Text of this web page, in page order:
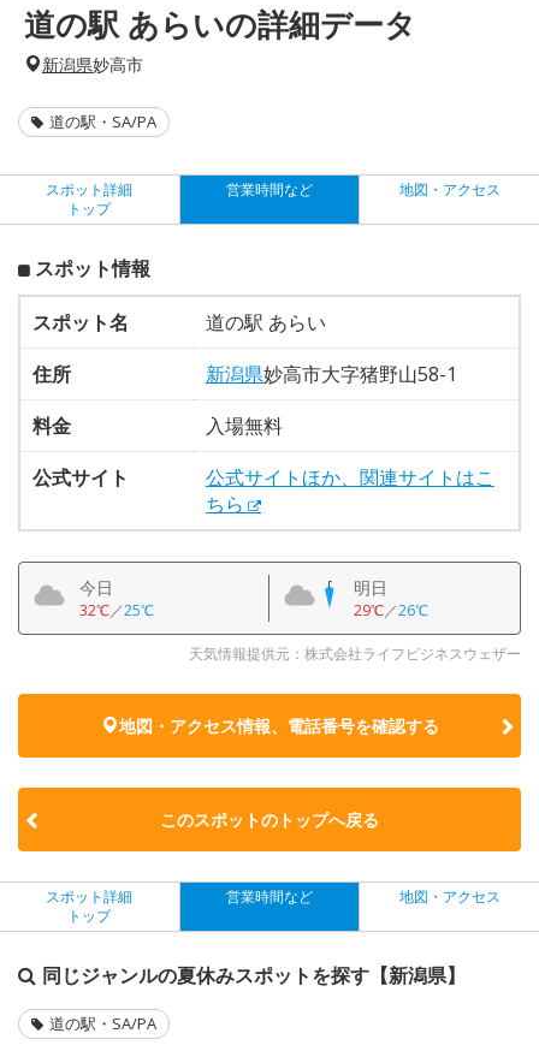
道の駅 あらいの詳細データ
新潟県妙高市
道の駅・SA/PA
スポット詳細
トップ
営業時間など 地図・アクセス
スポット情報
スポット名
道の駅 あらい
住所
新潟県妙高市大字猪野山58-1
料金
入場無料
公式サイト
公式サイトほか、関連サイトはこ
ちら
今日
32℃／25℃
明日
29℃／26℃
天気情報提供元：株式会社ライフビジネスウェザー
地図・アクセス情報、電話番号を確認する
このスポットのトップへ戻る
スポット詳細
トップ
営業時間など 地図・アクセス
同じジャンルの夏休みスポットを探す【新潟県】
道の駅・SA/PA